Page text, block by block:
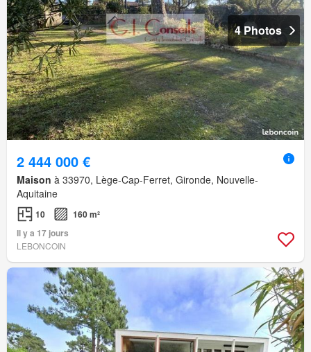
4 Photos
2 444 000 €
Maison à 33970, Lège-Cap-Ferret, Gironde, Nouvelle-
Aquitaine
10
160 m²
Il y a 17 jours
LEBONCOIN